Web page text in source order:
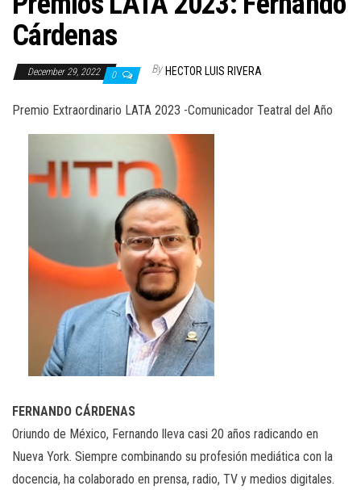
Cárdenas
December 29, 2022 0 By HECTOR LUIS RIVERA
Premio Extraordinario LATA 2023 -Comunicador Teatral del Año
FERNANDO CÁRDENAS
Oriundo de México, Fernando lleva casi 20 años radicando en
Nueva York. Siempre combinando su profesión mediática con la
docencia, ha colaborado en prensa, radio, TV y medios digitales.